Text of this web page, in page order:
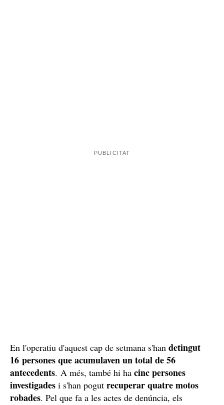
En l'operatiu d'aquest cap de setmana s'han detingut
16 persones que acumulaven un total de 56
antecedents. A més, també hi ha cinc persones
investigades i s'han pogut recuperar quatre motos
robades. Pel que fa a les actes de denúncia, els